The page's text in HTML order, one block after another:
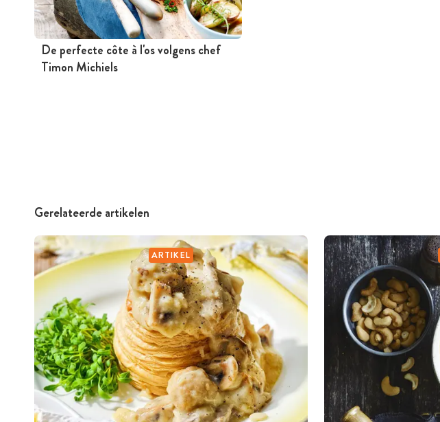
De perfecte côte à l'os volgens chef
Timon Michiels
Gerelateerde artikelen
ARTIKEL